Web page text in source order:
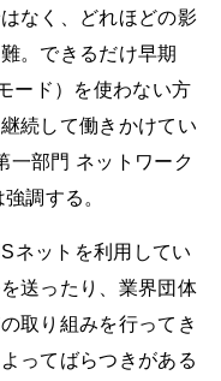
なく、どれほどの影
。できるだけ早期
ード）を使わない方
続して働きかけてい
一部門 ネットワーク
調する。
ネットを利用してい
送ったり、業界団体
取り組みを行ってき
ってばらつきがある